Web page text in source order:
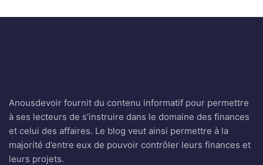
Anousdevoir fournit du contenu informatif pour permettre
à ses lecteurs de s’instruire dans le domaine des finances
et celui des affaires. Le blog veut ainsi permettre à la
majorité d’entre eux de pouvoir contrôler leurs finances et
leurs projets.